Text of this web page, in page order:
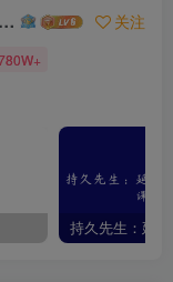
自学联盟(找在线客服我不回信息的) 关注